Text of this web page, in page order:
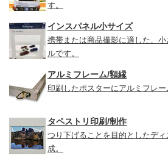
す。
インスパネル小サイズ
携帯または商品撮影に適した、
ルです。
アルミフレーム/額縁
印刷したポスターにアルミフレー
タペストリ印刷/制作
つり下げることを目的としたデ
成。